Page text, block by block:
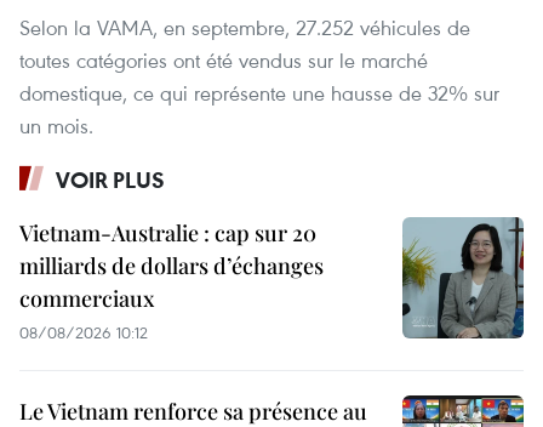
Selon la VAMA, en ​septembre, 27.252 véhicules de
toutes catégories ont été vendus sur le marché
domestique,​ ce qui représente une hausse de 32% ​sur
un mois.
VOIR PLUS
Vietnam-Australie : cap sur 20
milliards de dollars d’échanges
commerciaux
08/08/2026 10:12
Le Vietnam renforce sa présence au